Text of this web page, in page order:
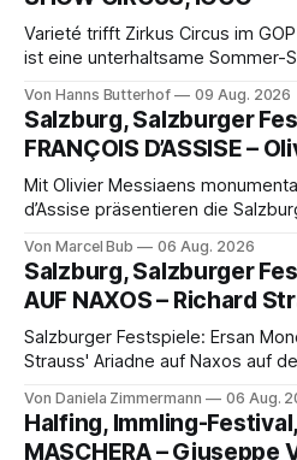
Varieté trifft Zirkus Circus im GOP Varieté-Theater Münster
ist eine unterhaltsame Sommer-
Münster der Vorhang zur neuen
wohl auch eine junge Frau, wie
Varieté kommt.
Von Hanns Butterhof 09 Aug. 2026
Salzburg, Salzburger
FRANÇOIS D’ASSISE –
Mit Olivier Messiaens
d’Assise präsentieren die
eine bildgewaltige Inszenierung,
die komplexe Partitur
Franziskus.
Von Marcel Bub 06 Aug. 2026
Salzburg, Salzburger
AUF NAXOS – Richard
Salzburger Festspiele: Ersan
Strauss' Ariadne auf Naxos auf
Aufführung mit starken Solisten
Philharmonikern, szenisch bleibt
Von Daniela Zimmermann 06 Aug.
Halfing, Immling-Festival,
MASCHERA – Giuseppe